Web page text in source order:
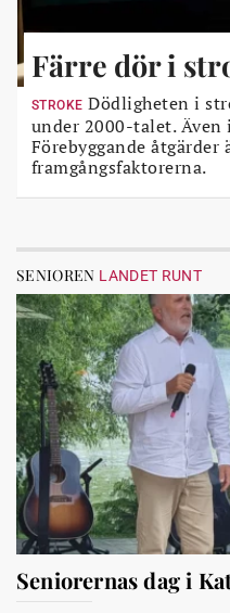
Färre dör i
STROKE Dödligheten i
under 2000-talet.
Förebyggande åtgärder
framgångsfaktorerna.
SENIOREN LANDET RUNT
Seniorernas dag i